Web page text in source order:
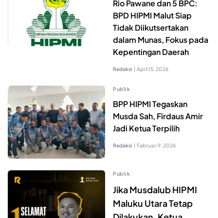
Rio Pawane dan 5 BPC:
BPD HIPMI Malut Siap
Tidak Diikutsertakan
dalam Munas, Fokus pada
Kepentingan Daerah
Redaksi | April 15, 2026
Publik
BPP HIPMI Tegaskan
Musda Sah, Firdaus Amir
Jadi Ketua Terpilih
Redaksi | Februari 9, 2026
Publik
Jika Musdalub HIPMI
Maluku Utara Tetap